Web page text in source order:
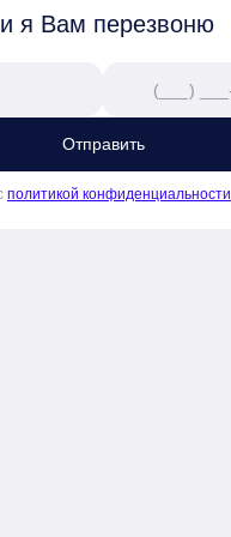
я Вам перезвоню
Отправить
политикой конфиденциальности